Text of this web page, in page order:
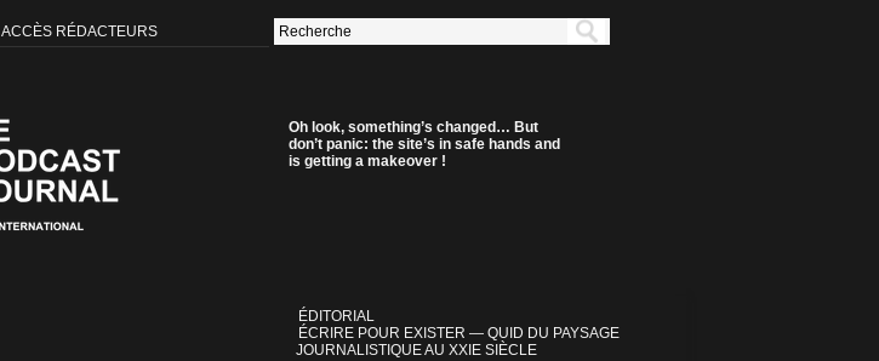
ACCÈS RÉDACTEURS
Oh look, something’s changed… But
don’t panic: the site’s in safe hands and
is getting a makeover !
ÉDITORIAL
ÉCRIRE POUR EXISTER — QUID DU PAYSAGE
JOURNALISTIQUE AU XXIE SIÈCLE